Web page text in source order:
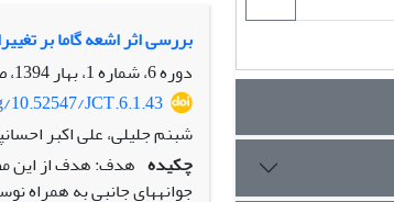
بررسی اثر اشعه گاما بر
دوره 6، شماره 1، بهار 1394، صفحه
JCT.6.1.43
شبنم جلیلی، علی اکبر
چکیده هدف: هدف از این